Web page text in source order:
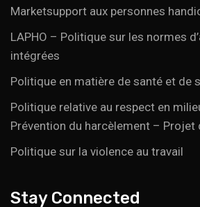
Marketsupport aux personnes
LAPHO – Politique sur les normes
intégrées
Politique en matière de santé et de
Politique relative au respect en
Prévention du harcèlement – Projet
Politique sur la violence au travail
Stay Connected